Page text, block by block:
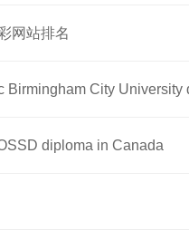
网站排名
Birmingham City University
diploma in Canada